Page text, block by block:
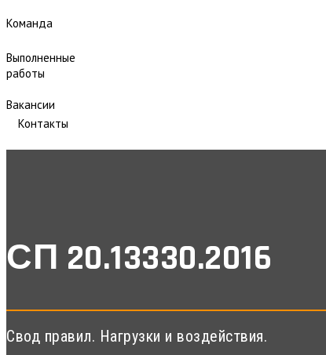
Команда
Выполненные
работы
Вакансии
Контакты
СП 20.13330.2016
Свод правил. Нагрузки и воздействия.